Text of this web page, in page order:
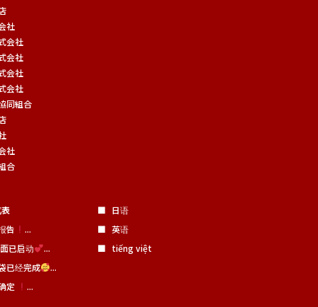
社
会社
会社
会社
会社
同組合
社
合
告
...
已启动
...
已经完成
...
定
...
日语
英语
tiếng việt